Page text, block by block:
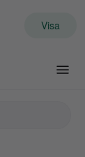
Visa